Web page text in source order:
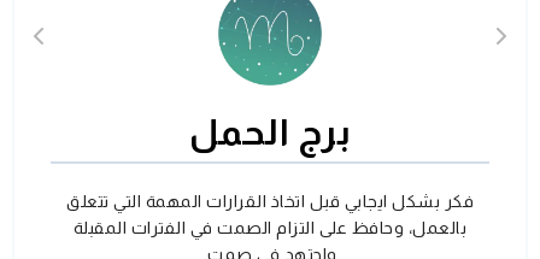
برج الحمل
فكر بشكل ايجابي قبل اتخاذ القرارات المهمة التي تتعلق
بالعمل، وحافظ على التزام الصمت في الفترات المقبلة
واجتهد في صمت.